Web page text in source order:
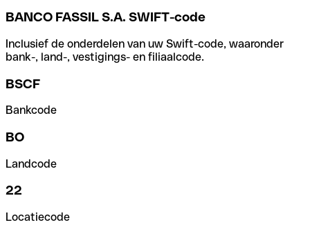
BANCO FASSIL S.A. SWIFT-code
Inclusief de onderdelen van uw Swift-code, waaronder
bank-, land-, vestigings- en filiaalcode.
BSCF
Bankcode
BO
Landcode
22
Locatiecode